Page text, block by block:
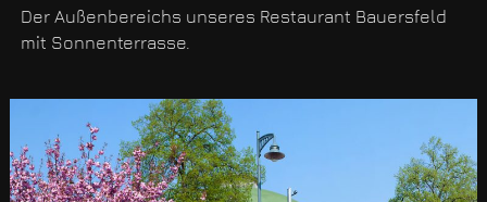
Der Außenbereichs unseres Restaurant Bauersfeld
mit Sonnenterrasse.